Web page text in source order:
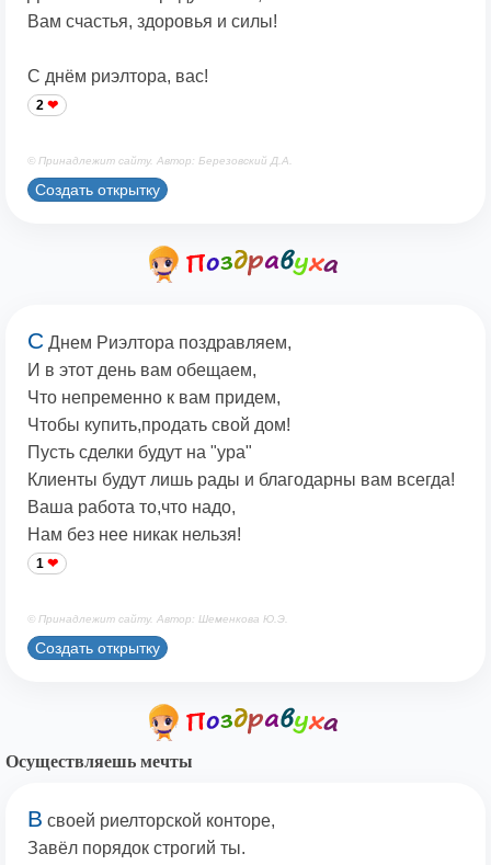
Вам счастья, здоровья и силы!
С днём риэлтора, вас!
2
© Принадлежит сайту. Автор: Березовский Д.А.
Создать открытку
С Днем Риэлтора поздравляем,
И в этот день вам обещаем,
Что непременно к вам придем,
Чтобы купить,продать свой дом!
Пусть сделки будут на "ура"
Клиенты будут лишь рады и благодарны вам всегда!
Ваша работа то,что надо,
Нам без нее никак нельзя!
1
© Принадлежит сайту. Автор: Шеменкова Ю.Э.
Создать открытку
Осуществляешь мечты
В своей риелторской конторе,
Завёл порядок строгий ты.